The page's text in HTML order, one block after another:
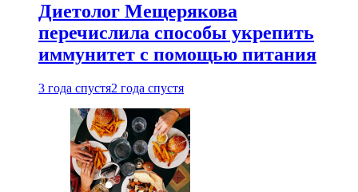
Диетолог Мещерякова
перечислила способы укрепить
иммунитет с помощью питания
3 года спустя2 года спустя